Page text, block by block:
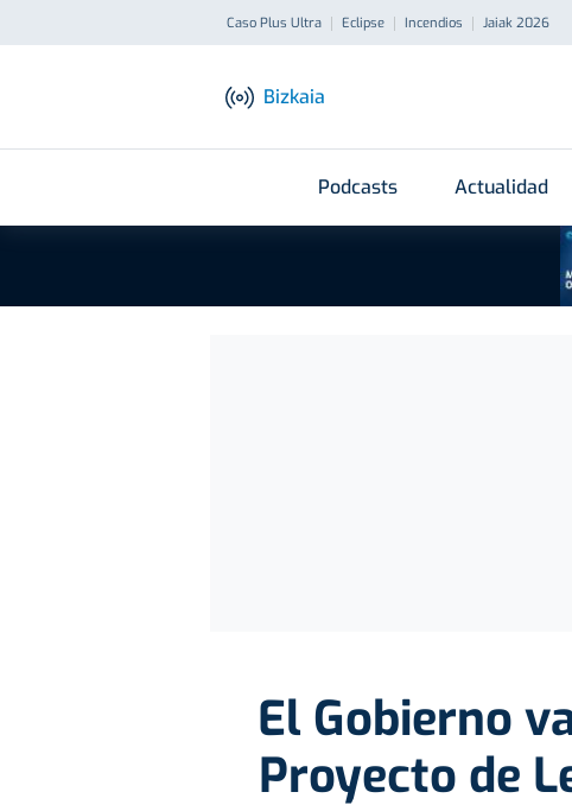
Caso Plus Ultra Eclipse Incendios Jaiak 2026
Bizkaia
Podcasts Actualidad
El Gobierno
Proyecto de